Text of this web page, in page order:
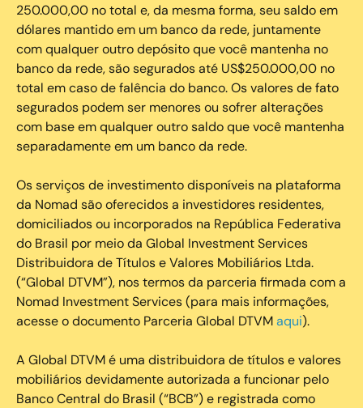
250.000,00 no total e, da mesma forma, seu saldo em
dólares mantido em um banco da rede, juntamente
com qualquer outro depósito que você mantenha no
banco da rede, são segurados até US$250.000,00 no
total em caso de falência do banco. Os valores de fato
segurados podem ser menores ou sofrer alterações
com base em qualquer outro saldo que você mantenha
separadamente em um banco da rede.
Os serviços de investimento disponíveis na plataforma
da Nomad são oferecidos a investidores residentes,
domiciliados ou incorporados na República Federativa
do Brasil por meio da Global Investment Services
Distribuidora de Títulos e Valores Mobiliários Ltda.
(“Global DTVM”), nos termos da parceria firmada com a
Nomad Investment Services (para mais informações,
acesse o documento Parceria Global DTVMaqui).
A Global DTVM é uma distribuidora de títulos e valores
mobiliários devidamente autorizada a funcionar pelo
Banco Central do Brasil (“BCB”) e registrada como